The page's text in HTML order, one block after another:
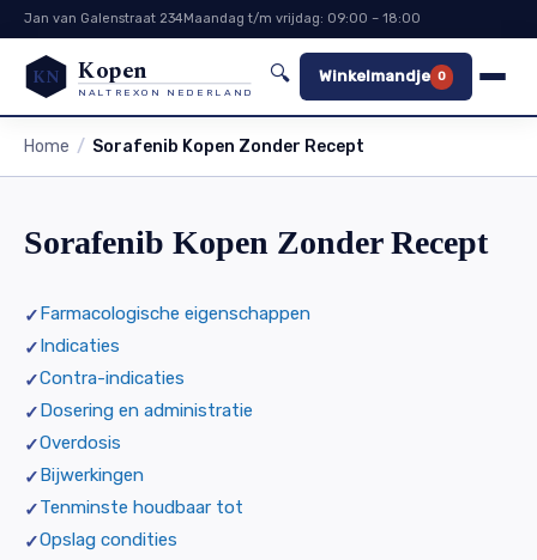
Jan van Galenstraat 234Maandag t/m vrijdag: 09:00 – 18:00
KN Kopen
NALTREXON NEDERLAND
🔍 Winkelmandje 0
Home Sorafenib Kopen Zonder Recept
Sorafenib Kopen Zonder Recept
Farmacologische eigenschappen
Indicaties
Contra-indicaties
Dosering en administratie
Overdosis
Bijwerkingen
Tenminste houdbaar tot
Opslag condities